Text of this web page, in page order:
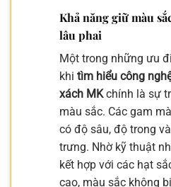
Khả năng giữ màu
lâu phai
Một trong những ưu
khi tìm hiểu công
xách MKchính là sự
màu sắc. Các gam
có độ sâu, độ trong
trưng. Nhờ kỹ thuật
kết hợp với các hạt
cao, màu sắc không